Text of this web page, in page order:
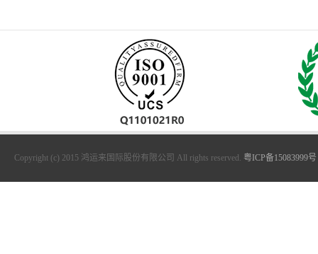
Copyright (c) 2015 鸿运来国际股份有限公司 All rights reserved. 粤ICP备15083999号